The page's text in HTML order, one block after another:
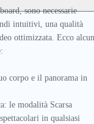
sono necessarie
intuitivi, una qualità
ottimizzata. Ecco
corpo e il panorama in
le modalità Scarsa
in qualsiasi